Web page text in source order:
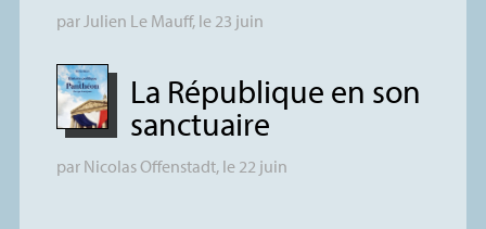
par Julien Le Mauff, le 23 juin
La République en son
sanctuaire
par Nicolas Offenstadt, le 22 juin